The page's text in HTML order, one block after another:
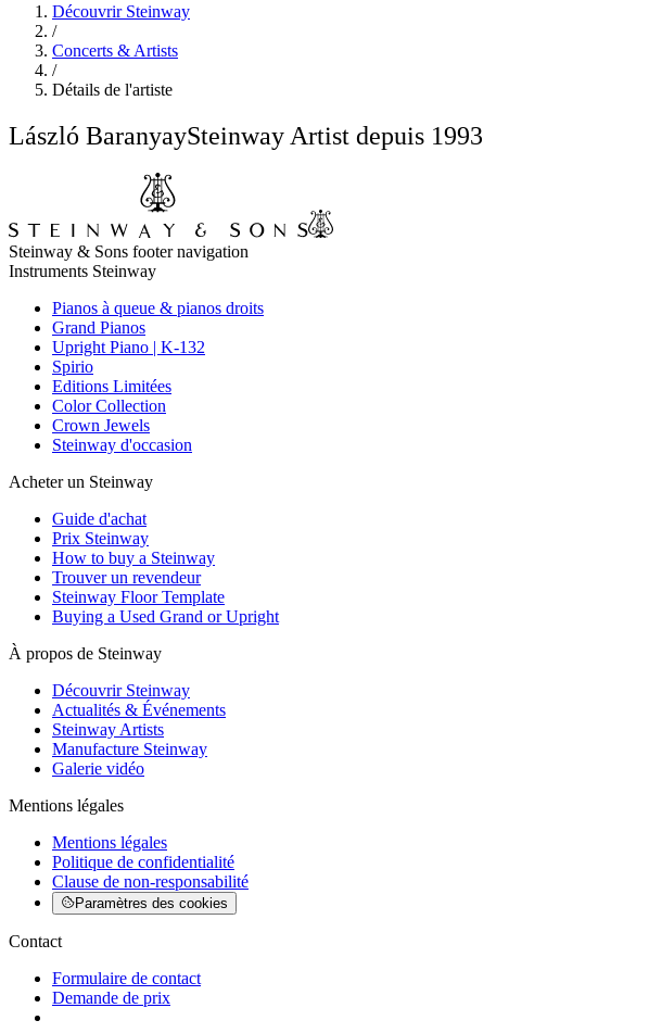
Découvrir Steinway
/
Concerts & Artists
/
Détails de l'artiste
László BaranyaySteinway Artist depuis 1993
Steinway & Sons footer navigation
Instruments Steinway
Pianos à queue & pianos droits
Grand Pianos
Upright Piano | K-132
Spirio
Editions Limitées
Color Collection
Crown Jewels
Steinway d'occasion
Acheter un Steinway
Guide d'achat
Prix Steinway
How to buy a Steinway
Trouver un revendeur
Steinway Floor Template
Buying a Used Grand or Upright
À propos de Steinway
Découvrir Steinway
Actualités & Événements
Steinway Artists
Manufacture Steinway
Galerie vidéo
Mentions légales
Mentions légales
Politique de confidentialité
Clause de non-responsabilité
Paramètres des cookies
Contact
Formulaire de contact
Demande de prix